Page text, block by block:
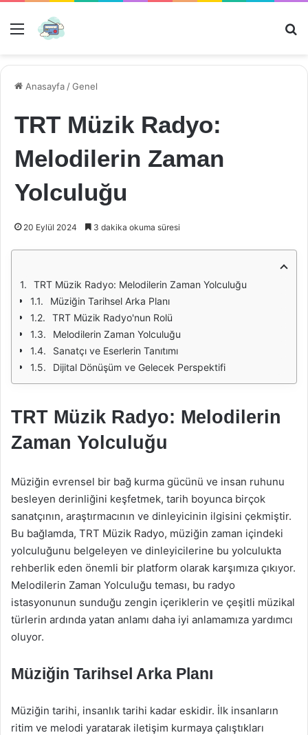
Menü
Anasayfa /Genel
TRT Müzik Radyo:
Melodilerin Zaman
Yolculuğu
20 Eylül 2024 3 dakika okuma süresi
TRT Müzik Radyo: Melodilerin Zaman Yolculuğu
Müziğin Tarihsel Arka Planı
TRT Müzik Radyo'nun Rolü
Melodilerin Zaman Yolculuğu
Sanatçı ve Eserlerin Tanıtımı
Dijital Dönüşüm ve Gelecek Perspektifi
TRT Müzik Radyo: Melodilerin
Zaman Yolculuğu
Müziğin evrensel bir bağ kurma gücünü ve insan ruhunu
besleyen derinliğini keşfetmek, tarih boyunca birçok
sanatçının, araştırmacının ve dinleyicinin ilgisini çekmiştir.
Bu bağlamda, TRT Müzik Radyo, müziğin zaman içindeki
yolculuğunu belgeleyen ve dinleyicilerine bu yolculukta
rehberlik eden önemli bir platform olarak karşımıza çıkıyor.
Melodilerin Zaman Yolculuğu teması, bu radyo
istasyonunun sunduğu zengin içeriklerin ve çeşitli müzikal
türlerin ardında yatan anlamı daha iyi anlamamıza yardımcı
oluyor.
Müziğin Tarihsel Arka Planı
Müziğin tarihi, insanlık tarihi kadar eskidir. İlk insanların
ritim ve melodi yaratarak iletişim kurmaya çalıştıkları